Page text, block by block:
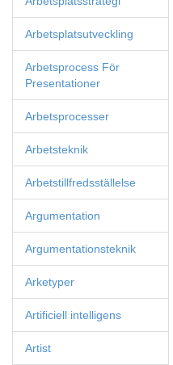
Arbetsplatsutveckling
Arbetsprocess För
Presentationer
Arbetsprocesser
Arbetsteknik
Arbetstillfredsställelse
Argumentation
Argumentationsteknik
Arketyper
Artificiell intelligens
Artist